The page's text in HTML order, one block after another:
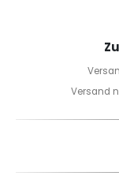
Versand